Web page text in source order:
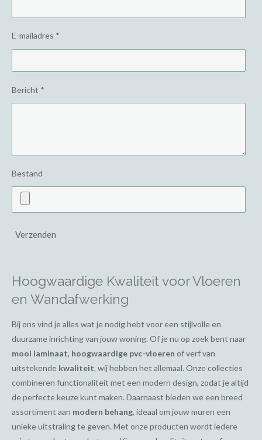
E-mailadres *
Bericht *
Bestand
Verzenden
Hoogwaardige Kwaliteit voor Vloeren
en Wandafwerking
Bij ons vind je alles wat je nodig hebt voor een stijlvolle en
duurzame inrichting van jouw woning. Of je nu op zoek bent naar
mooi laminaat, hoogwaardige pvc-vloeren of verf van
uitstekende kwaliteit, wij hebben het allemaal. Onze collecties
combineren functionaliteit met een modern design, zodat je altijd
de perfecte keuze kunt maken. Daarnaast bieden we een breed
assortiment aan modern behang, ideaal om jouw muren een
unieke uitstraling te geven. Met onze producten wordt iedere